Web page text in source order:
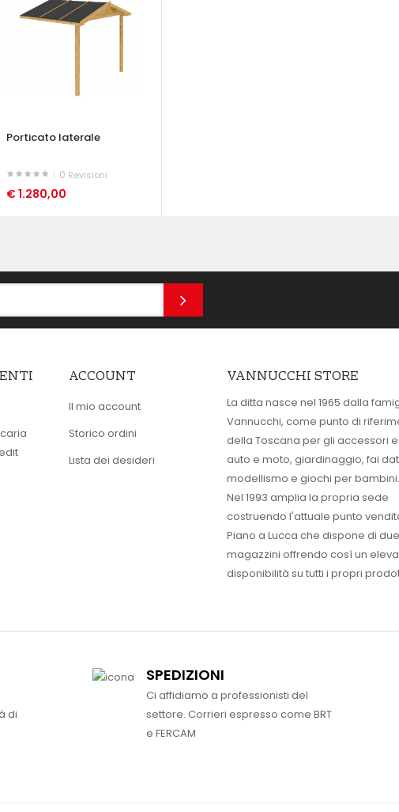
Porticato laterale
0 Revisioni
€ 1.280,00
ACCOUNT
Il mio account
Storico ordini
Lista dei desideri
VANNUCCHI STORE
La ditta nasce nel 1965 dalla
Vannucchi, come punto di
della Toscana per gli accessori
auto e moto, giardinaggio, fai
modellismo e giochi per bambini.
Nel 1993 amplia la propria sede
costruendo l'attuale punto
Piano a Lucca che dispone di
magazzini offrendo così un
disponibilità su tutti i propri
di
SPEDIZIONI
Ci affidiamo a professionisti del
settore. Corrieri espresso come BRT
e FERCAM